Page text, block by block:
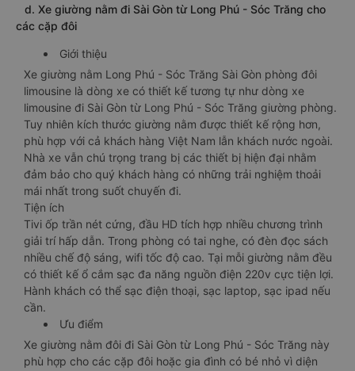
d. Xe giường nằm đi Sài Gòn từ Long Phú - Sóc Trăng cho
các cặp đôi
Giới thiệu
Xe giường nằm Long Phú - Sóc Trăng Sài Gòn phòng đôi
limousine là dòng xe có thiết kế tương tự như dòng xe
limousine đi Sài Gòn từ Long Phú - Sóc Trăng giường phòng.
Tuy nhiên kích thước giường nằm được thiết kế rộng hơn,
phù hợp với cả khách hàng Việt Nam lẫn khách nước ngoài.
Nhà xe vẫn chú trọng trang bị các thiết bị hiện đại nhằm
đảm bảo cho quý khách hàng có những trải nghiệm thoải
mái nhất trong suốt chuyến đi.
Tiện ích
Tivi ốp trần nét cứng, đầu HD tích hợp nhiều chương trình
giải trí hấp dẫn. Trong phòng có tai nghe, có đèn đọc sách
nhiều chế độ sáng, wifi tốc độ cao. Tại mỗi giường nằm đều
có thiết kế ổ cắm sạc đa năng nguồn điện 220v cực tiện lợi.
Hành khách có thể sạc điện thoại, sạc laptop, sạc ipad nếu
cần.
Ưu điểm
Xe giường nằm đôi đi Sài Gòn từ Long Phú - Sóc Trăng này
phù hợp cho các cặp đôi hoặc gia đình có bé nhỏ vì diện